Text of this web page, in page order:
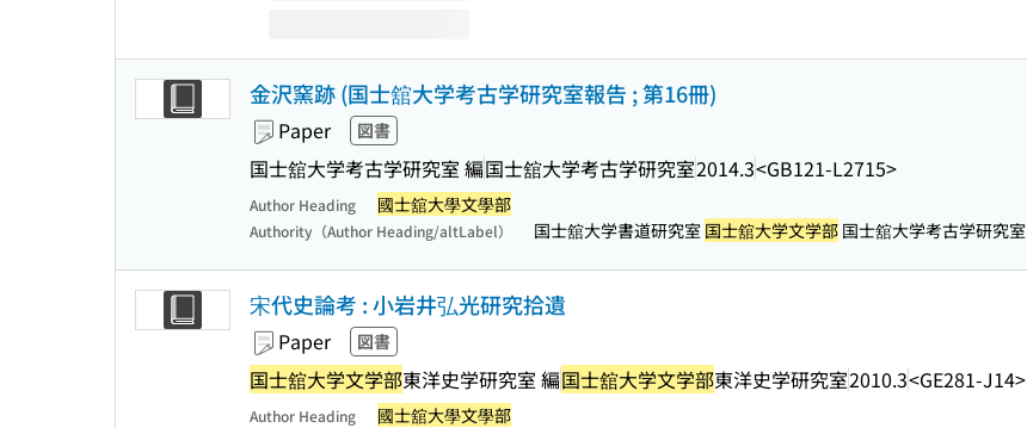
金沢窯跡 (国士舘大学考古学研究室報告 ; 第16冊)
Paper 図書
国士舘大学考古学研究室 編国士舘大学考古学研究室2014.3<GB121-L2715>
Author Heading 國士舘大學文學部
Authority（Author Heading/altLabel） 国士舘大学書道研究室 国士舘大学文学部 国士舘大学考古学研究室
宋代史論考 : 小岩井弘光研究拾遺
Paper 図書
国士舘大学文学部東洋史学研究室 編国士舘大学文学部東洋史学研究室2010.3<GE281-J14>
Author Heading 國士舘大學文學部